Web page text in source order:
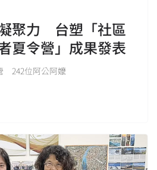
聚力 台塑「社區
夏令營」成果發表
242位阿公阿嬤